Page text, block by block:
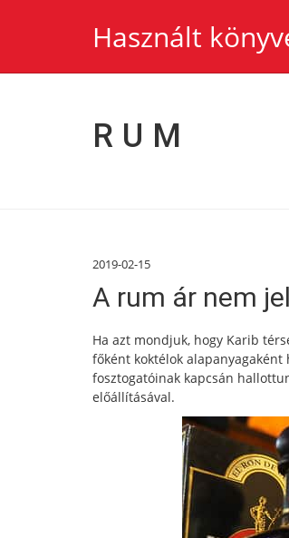
Használt
RUM
2019-02-15
A rum ár nem
Ha azt mondjuk, hogy Karib
főként koktélok
fosztogatóinak kapcsán
előállításával.